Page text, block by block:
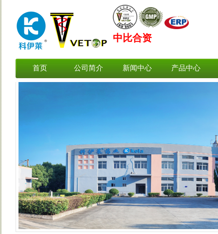
中比合资
首页 公司简介 新闻中心 产品中心